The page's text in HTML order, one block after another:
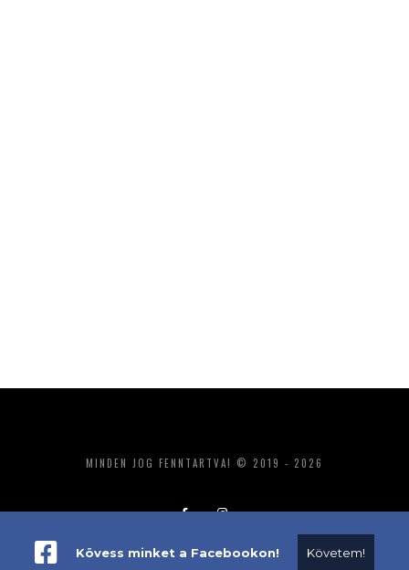
MINDEN JOG FENNTARTVA! © 2019 - 2026
ADATKEZELÉS IMPRESSZUM MÉDIAAJÁNLAT
Kövess minket a Facebookon! Követem!